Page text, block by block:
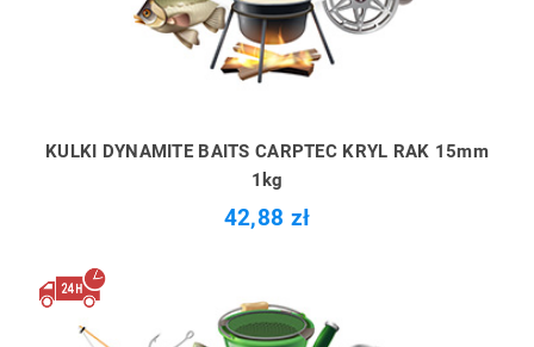
KULKI DYNAMITE BAITS CARPTEC KRYL RAK 15mm
1kg
42,88 zł